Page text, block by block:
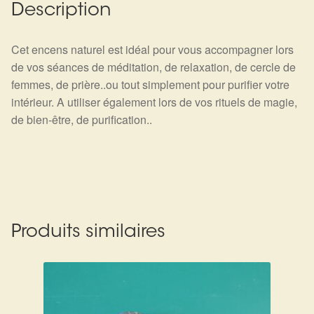
Détails du compte
Commandes
Panier
Description
Cet encens naturel est idéal pour vous accompagner lors
de vos séances de méditation, de relaxation, de cercle de
femmes, de prière..ou tout simplement pour purifier votre
intérieur. A utiliser également lors de vos rituels de magie,
de bien-être, de purification..
Produits similaires